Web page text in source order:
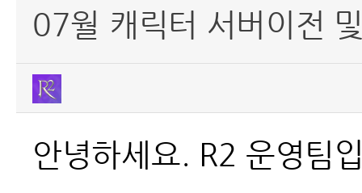
07월 캐릭터 서버이전
안녕하세요. R2 운영팀